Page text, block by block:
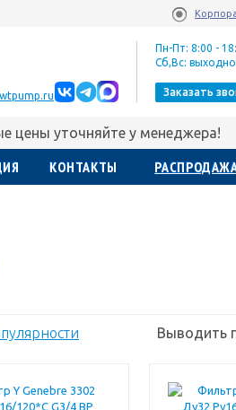
Пн-Пт: 8:00 -
Сб,Вс:
Заказать
цены уточняйте у менеджера!
КОНТАКТЫ
Выводить